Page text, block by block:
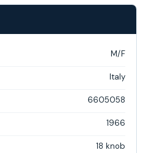
M/F
Italy
6605058
1966
18 knob